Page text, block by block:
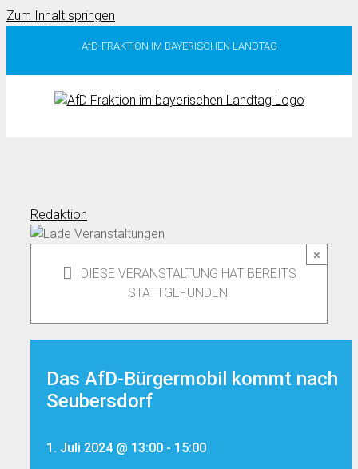
Zum Inhalt springen
AfD-FRAKTION IM BAYERISCHEN LANDTAG
Redaktion
×
DIESE VERANSTALTUNG HAT BEREITS
STATTGEFUNDEN.
Das AfD-Bürgermobil kommt nach
Seubersdorf
1. Juli 2024 @ 13:00 - 15:00